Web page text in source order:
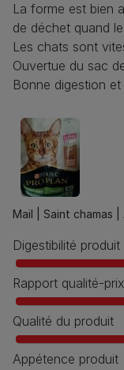
La forme est bien
de déchet quand
Les chats sont
Ouvertue du sac
Bonne digestion
Mail | Saint chamas |
Digestibilité produit
Rapport qualité-
Qualité du produit
Appétence produit